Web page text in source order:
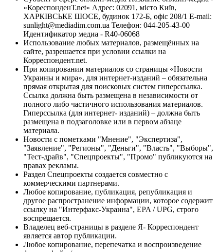
«КореспонденТ.net» Адрес: 02091, місто Київ,
ХАРКІВСЬКЕ ШОСЕ, будинок 172-Б, офіс 208/1 E-mail:
sunlight@mediadim.com.ua Телефон: 044-205-43-00
Идентификатор медиа - R40-06068
Использование любых материалов, размещённых на
сайте, разрешается при условии ссылки на
Корреспондент.net.
При копировании материалов со страницы «Новости
Украины и мира», для интернет-изданий – обязательна
прямая открытая для поисковых систем гиперссылка.
Ссылка должна быть размещена в независимости от
полного либо частичного использования материалов.
Гиперссылка (для интернет- изданий) – должна быть
размещена в подзаголовке или в первом абзаце
материала.
Новости с пометками "Мнение", "Экспертиза",
"Заявление", "Регионы", "Деньги", "Власть", "Выборы",
"Тест-драйв", "Спецпроекты", "Промо" публикуются на
правах рекламы.
Раздел Спецпроекты создается совместно с
коммерческими партнерами.
Любое копирование, публикация, републикация и
другое распространение информации, которое содержит
ссылку на "Интерфакс-Украина", EPA / UPG, строго
воспрещается.
Владелец веб-страницы в разделе Я- Корреспондент
является автор публикации.
Любое копирование, перепечатка и воспроизведение